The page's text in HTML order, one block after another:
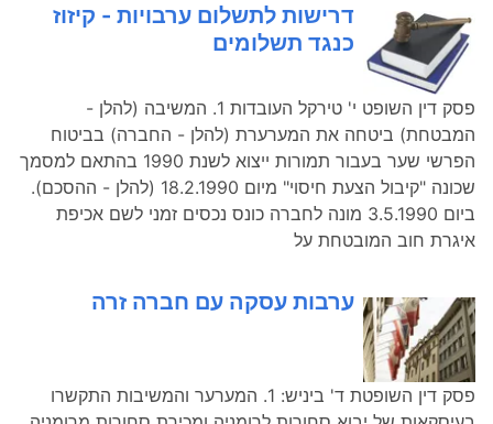
דרישות לתשלום ערבויות - קיזוז
כנגד תשלומים
פסק דין השופט י' טירקל העובדות 1. המשיבה (להלן -
המבטחת) ביטחה את המערערת (להלן - החברה) בביטוח
הפרשי שער בעבור תמורות ייצוא לשנת 1990 בהתאם למסמך
שכונה "קיבול הצעת חיסוי" מיום 18.2.1990 (להלן - ההסכם).
ביום 3.5.1990 מונה לחברה כונס נכסים זמני לשם אכיפת
איגרת חוב המובטחת על
ערבות עסקה עם חברה זרה
פסק דין השופטת ד' ביניש: 1. המערער והמשיבות התקשרו